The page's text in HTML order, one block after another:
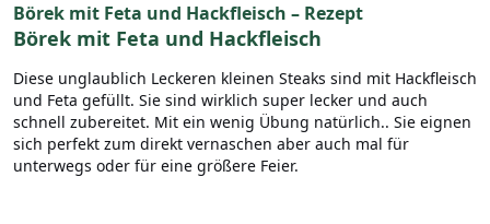
Börek mit Feta und Hackfleisch – Rezept
Börek mit Feta und Hackfleisch
Diese unglaublich Leckeren kleinen Steaks sind mit Hackfleisch
und Feta gefüllt. Sie sind wirklich super lecker und auch
schnell zubereitet. Mit ein wenig Übung natürlich.. Sie eignen
sich perfekt zum direkt vernaschen aber auch mal für
unterwegs oder für eine größere Feier.